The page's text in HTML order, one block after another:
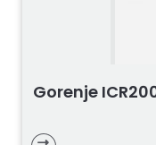
Gorenje